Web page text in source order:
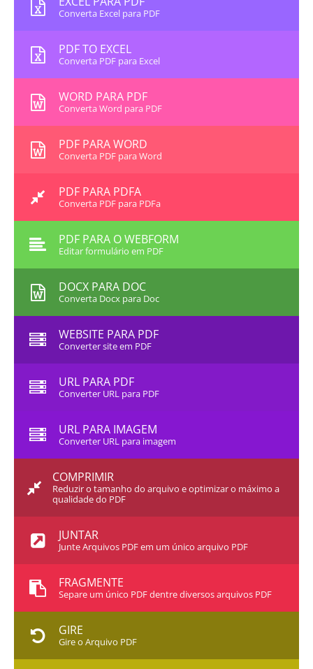
Converta Excel para PDF
PDF TO EXCEL
Converta PDF para Excel
WORD PARA PDF
Converta Word para PDF
PDF PARA WORD
Converta PDF para Word
PDF PARA PDFA
Converta PDF para PDFa
PDF PARA O WEBFORM
Editar formulário em PDF
DOCX PARA DOC
Converta Docx para Doc
WEBSITE PARA PDF
Converter site em PDF
URL PARA PDF
Converter URL para PDF
URL PARA IMAGEM
Converter URL para imagem
COMPRIMIR
Reduzir o tamanho do arquivo e optimizar o máximo a
qualidade do PDF
JUNTAR
Junte Arquivos PDF em um único arquivo PDF
FRAGMENTE
Separe um único PDF dentre diversos arquivos PDF
GIRE
Gire o Arquivo PDF